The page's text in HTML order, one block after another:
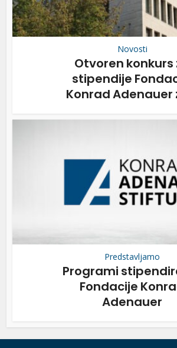
Novosti
Otvoren konkurs
stipendije
Konrad Adenauer
Predstavljamo
Programi
Fondacije
Adenauer